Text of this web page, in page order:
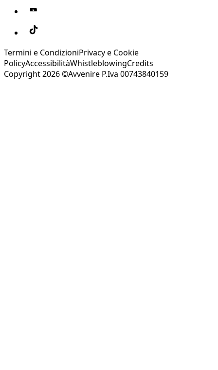
Termini e CondizioniPrivacy e Cookie
PolicyAccessibilitàWhistleblowingCredits
Copyright 2026 ©Avvenire P.Iva 00743840159